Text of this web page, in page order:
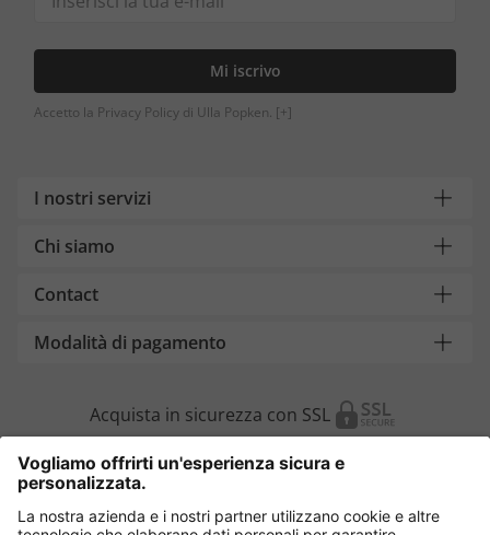
Mi iscrivo
Accetto la Privacy Policy di Ulla Popken. [+]
I nostri servizi
Chi siamo
Contact
Modalità di pagamento
Acquista in sicurezza con SSL
Cambia Paese